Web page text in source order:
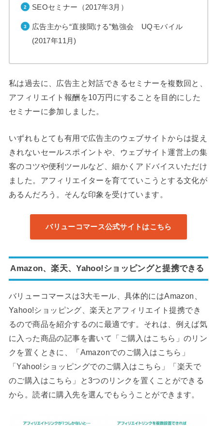
SEOセミナー（2017年3月）
広告主から“直接聞ける”勉強会 UQモバイル
(2017年11月)
私は過去に、広告主と対話できるセミナーを複数回と、
アフィリエイト報酬を10万円にすることを目的にした
セミナーに参加しました。
いずれもとても有用で広告主のウェブサイトからは捉え
きれないセールスポイントや、ウェブサイト運営上の集
客のコツや便利ツールなど、細かくアドバイスいただけ
ました。アフィリエイターを育てていこうとする文化が
あるんだろう。そんな印象を受けています。
バリューコマース公式サイトはこちら
Amazon、楽天、Yahoo!ショッピングと提携できる
バリューコマースは3大モール、具体的にはAmazon、
Yahoo!ショッピング、楽天とアフィリエイト提携でき
るので商品を紹介するのに最適です。それは、例えば気
に入った商品の記事を書いて「ご購入はこちら」のリン
クを置くときに、「Amazonでのご購入はこちら」
「Yahoo!ショッピングでのご購入はこちら」「楽天で
のご購入はこちら」と3つのリンクを置くことができる
から。読者に購入先を選んでもらうことができます。